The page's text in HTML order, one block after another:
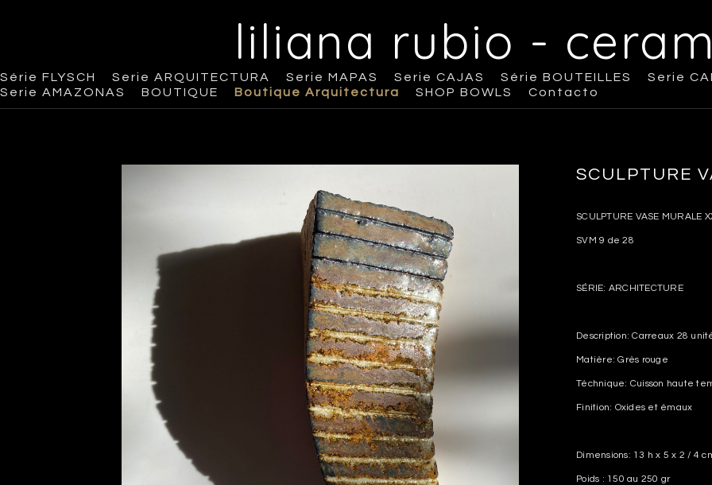
liliana rubio -
Série FLYSCH Serie ARQUITECTURA Serie MAPAS Serie CAJAS Série BOUTEILLES Serie
Serie AMAZONAS
BOUTIQUE Boutique Arquitectura SHOP BOWLS Contacto
SCULPTURE
SCULPTURE VASE MURALE
SVM 9 de 28
SÉRIE: ARCHITECTURE
Description: Carreaux 28
Matière: Grès rouge
Téchnique: Cuisson haute
Finition: Oxides et émaux
Dimensions: 13 h x 5 x 2 / 4
Poids : 150 au 250 gr